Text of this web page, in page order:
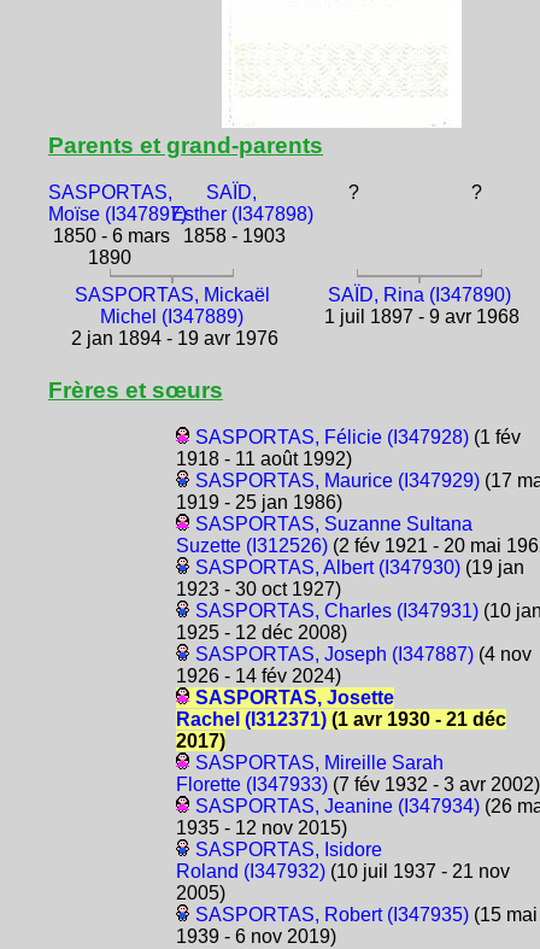
Parents et grand-parents
SASPORTAS,
Moïse (I347897)
1850 - 6 mars
1890
SAÏD,
Esther (I347898)
1858 - 1903
? ?
SASPORTAS, Mickaël
Michel (I347889)
2 jan 1894 - 19 avr 1976
SAÏD, Rina (I347890)
1 juil 1897 - 9 avr 1968
Frères et sœurs
SASPORTAS, Félicie (I347928)(1 fév
1918 - 11 août 1992)
SASPORTAS, Maurice (I347929)(17
1919 - 25 jan 1986)
SASPORTAS, Suzanne Sultana
Suzette (I312526)(2 fév 1921 - 20 mai
SASPORTAS, Albert (I347930)(19 jan
1923 - 30 oct 1927)
SASPORTAS, Charles (I347931)(10
1925 - 12 déc 2008)
SASPORTAS, Joseph (I347887)(4 nov
1926 - 14 fév 2024)
SASPORTAS, Josette
Rachel (I312371)(1 avr 1930 - 21 déc
2017)
SASPORTAS, Mireille Sarah
Florette (I347933)(7 fév 1932 - 3 avr 2002)
SASPORTAS, Jeanine (I347934)(26
1935 - 12 nov 2015)
SASPORTAS, Isidore
Roland (I347932)(10 juil 1937 - 21 nov
2005)
SASPORTAS, Robert (I347935)(15 mai
1939 - 6 nov 2019)